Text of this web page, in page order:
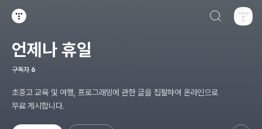
언제나 휴일
구독자 6
초중고 교육 및 여행, 프로그래밍에 관한 글을 집필하여 온라인으로
무료 게시합니다.